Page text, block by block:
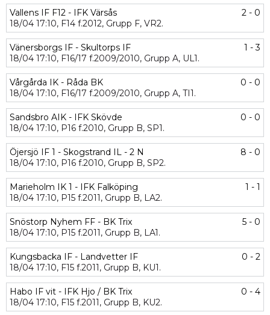
Vallens IF F12 - IFK Värsås
2 - 0
18/04 17:10, F14 f.2012, Grupp F, VR2.
Vänersborgs IF - Skultorps IF
1 - 3
18/04 17:10, F16/17 f.2009/2010, Grupp A, UL1.
Vårgårda IK - Råda BK
0 - 0
18/04 17:10, F16/17 f.2009/2010, Grupp A, TI1.
Sandsbro AIK - IFK Skövde
0 - 0
18/04 17:10, P16 f.2010, Grupp B, SP1.
Öjersjö IF 1 - Skogstrand IL - 2 N
8 - 0
18/04 17:10, P16 f.2010, Grupp B, SP2.
Marieholm IK 1 - IFK Falköping
1 - 1
18/04 17:10, P15 f.2011, Grupp B, LA2.
Snöstorp Nyhem FF - BK Trix
5 - 0
18/04 17:10, P15 f.2011, Grupp B, LA1.
Kungsbacka IF - Landvetter IF
0 - 2
18/04 17:10, F15 f.2011, Grupp B, KU1.
Habo IF vit - IFK Hjo / BK Trix
0 - 4
18/04 17:10, F15 f.2011, Grupp B, KU2.